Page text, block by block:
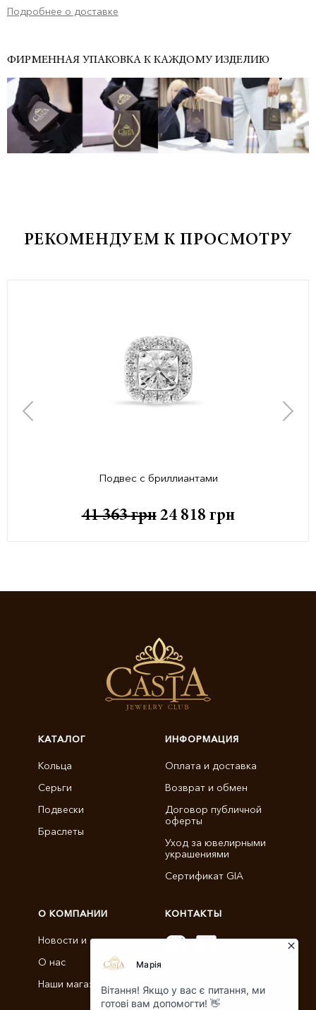
Подробнее о доставке
ФИРМЕННАЯ УПАКОВКА К КАЖДОМУ ИЗДЕЛИЮ
РЕКОМЕНДУЕМ К ПРОСМОТРУ
Подвес с бриллиантами
41 363грн 24 818 грн
КАТАЛОГ
Кольца
Серьги
Подвески
Браслеты
ИНФОРМАЦИЯ
Оплата и доставка
Возврат и обмен
Договор публичной
оферты
Уход за ювелирными
украшениями
Сертификат GIA
О КОМПАНИИ
Новости и статьи
О нас
Наши магазины
КОНТАКТЫ
+38 (096) 900-11-22